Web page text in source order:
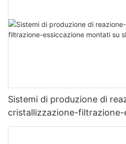
Sistemi di produzione di
cristallizzazione-filtrazione-
su skid